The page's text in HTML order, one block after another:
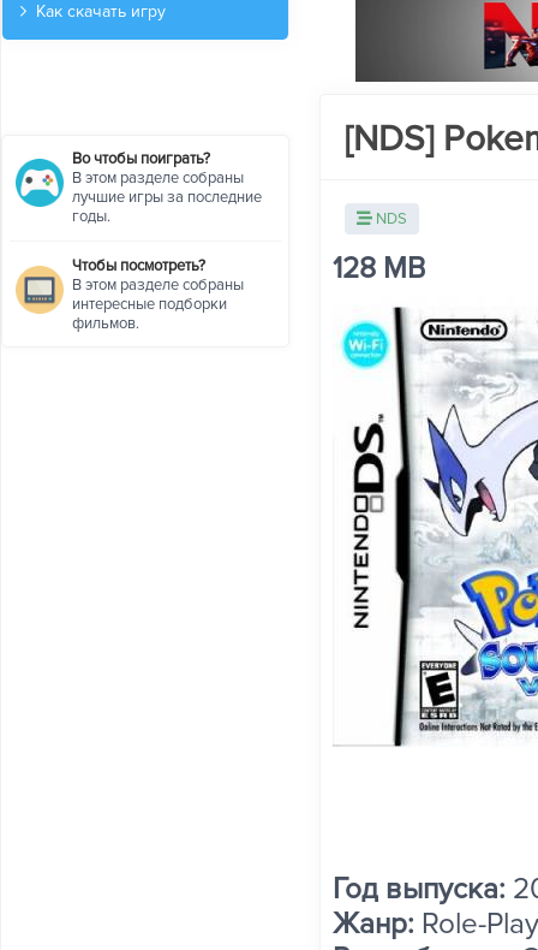
Как скачать игру
Во чтобы поиграть?
В этом разделе собраны
лучшие игры за последние
годы.
Чтобы посмотреть?
В этом разделе собраны
интересные подборки
фильмов.
[NDS]
NDS
128 MB
Год выпуска:
Жанр: Role-